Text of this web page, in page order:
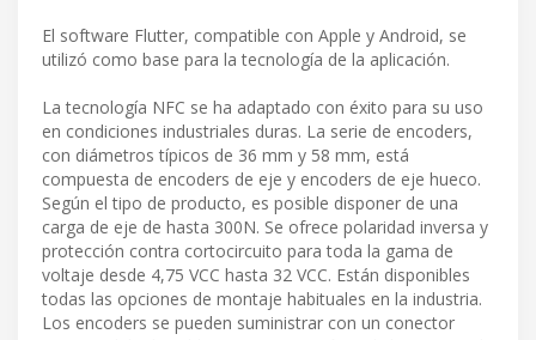
El software Flutter, compatible con Apple y Android, se
utilizó como base para la tecnología de la aplicación.
La tecnología NFC se ha adaptado con éxito para su uso
en condiciones industriales duras. La serie de encoders,
con diámetros típicos de 36 mm y 58 mm, está
compuesta de encoders de eje y encoders de eje hueco.
Según el tipo de producto, es posible disponer de una
carga de eje de hasta 300N. Se ofrece polaridad inversa y
protección contra cortocircuito para toda la gama de
voltaje desde 4,75 VCC hasta 32 VCC. Están disponibles
todas las opciones de montaje habituales en la industria.
Los encoders se pueden suministrar con un conector